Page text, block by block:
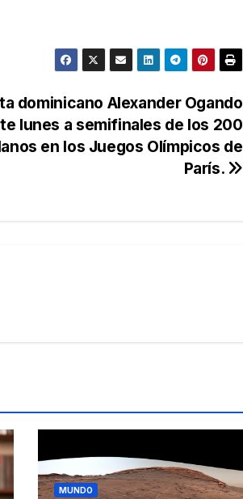
dominicano Alexander Ogando
lunes a semifinales de los 200
en los Juegos Olímpicos de
París.
MUNDO